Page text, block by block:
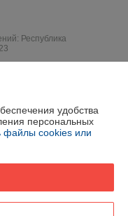
Республика
удобства
персональных
файлы cookies или